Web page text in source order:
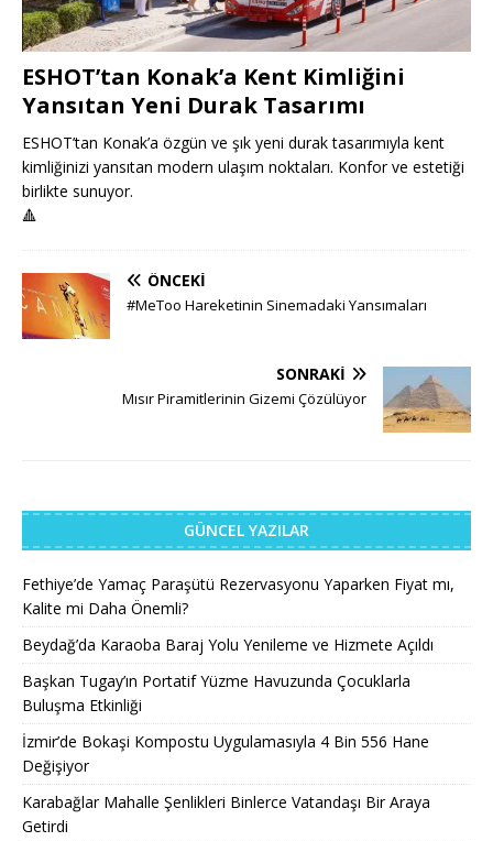
ESHOT’tan Konak’a Kent Kimliğini
Yansıtan Yeni Durak Tasarımı
ESHOT’tan Konak’a özgün ve şık yeni durak tasarımıyla kent
kimliğinizi yansıtan modern ulaşım noktaları. Konfor ve estetiği
birlikte sunuyor.
🔺
ÖNCEKI
#MeToo Hareketinin Sinemadaki Yansımaları
SONRAKI
Mısır Piramitlerinin Gizemi Çözülüyor
GÜNCEL YAZILAR
Fethiye’de Yamaç Paraşütü Rezervasyonu Yaparken Fiyat mı,
Kalite mi Daha Önemli?
Beydağ’da Karaoba Baraj Yolu Yenileme ve Hizmete Açıldı
Başkan Tugay’ın Portatif Yüzme Havuzunda Çocuklarla
Buluşma Etkinliği
İzmir’de Bokaşi Kompostu Uygulamasıyla 4 Bin 556 Hane
Değişiyor
Karabağlar Mahalle Şenlikleri Binlerce Vatandaşı Bir Araya
Getirdi